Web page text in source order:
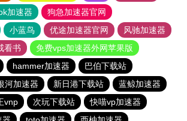
加速器
狗急加速器官网
小蓝鸟 优途加速器官网
风驰加速器
看书
免费vps加速器外网苹果版
hammer加速器
巴伯下载站
河加速器 新日港下载站
蓝鲸加速器
vnp 次玩下载站
快喵vp加速器